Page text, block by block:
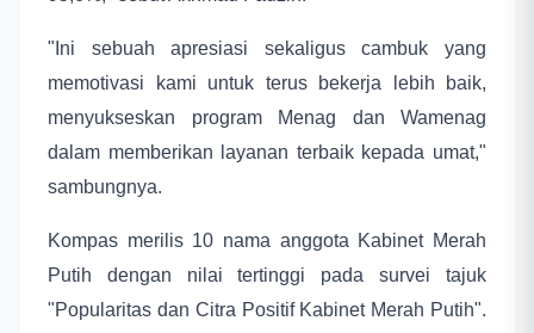
"Ini sebuah apresiasi sekaligus cambuk yang
memotivasi kami untuk terus bekerja lebih baik,
menyukseskan program Menag dan Wamenag
dalam memberikan layanan terbaik kepada umat,"
sambungnya.
Kompas merilis 10 nama anggota Kabinet Merah
Putih dengan nilai tertinggi pada survei tajuk
"Popularitas dan Citra Positif Kabinet Merah Putih".